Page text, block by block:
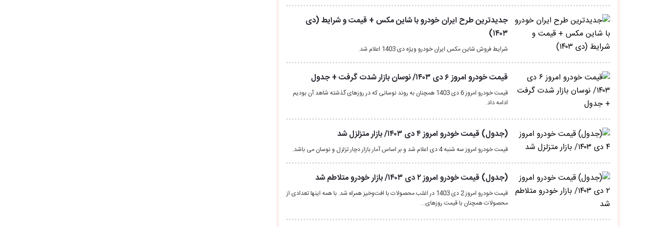
جدیدترین طرح ایران خودرو با شاین مکس + قیمت و شرایط (دی
۱۴۰۳)
شرایط فروش شاین مکس ایران خودرو ویژه دی 1403 اعلام شد.
قیمت خودرو امروز ۶ دی ۱۴۰۳/ نوسان بازار شدت گرفت + جدول
قیمت خودرو امروز 6 دی 1403 همچنان به روند نوسانی که در روزهای گذشته شاهد آن بودیم
ادامه داد.
(جدول) قیمت خودرو امروز ۴ دی ۱۴۰۳/ بازار متزلزل شد
قیمت خودرو امروز سه شنبه 4 دی اعلام شد و بر اساس آمار بازار دچار تزلزل و نوسان می باشد.
(جدول) قیمت خودرو امروز ۲ دی ۱۴۰۳/ بازار خودرو متلاطم شد
قیمت خودرو امروز 2 دی 1403 در اغلب محصولات با افت‌وخیز همراه شد. با همه اینها تعدادی از
محصولات همچنان با قیمت روزهای…